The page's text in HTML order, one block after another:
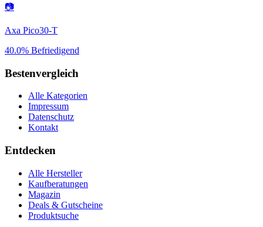
📷
Axa Pico30-T
40.0% Befriedigend
Bestenvergleich
Alle Kategorien
Impressum
Datenschutz
Kontakt
Entdecken
Alle Hersteller
Kaufberatungen
Magazin
Deals & Gutscheine
Produktsuche